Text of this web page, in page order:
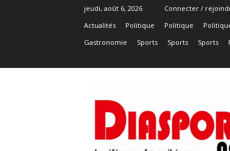
jeudi, août 6, 2026
Connecter /
Actualités
Politique Politique
Gastronomie
Sports Sports Sports